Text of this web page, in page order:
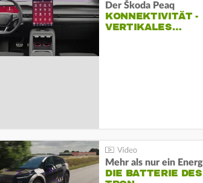
Der Škoda Peaq
KONNEKTIVITÄT -
VERTIKALES…
Mehr als nur ein
DIE BATTERIE